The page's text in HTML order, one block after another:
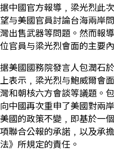
据中國官方報導﹐梁光烈此
望与美國官員討論台海兩岸
灣出售武器等問題。然而報
位官員与梁光烈會面的主要
据美國國務院發言人包潤石
上表示﹐梁光烈与鮑威爾會
灣和朝核六方會談等議題。
向中國再次重申了美國對兩
美國的政策不變﹐即基於一
項聯合公報的承諾﹐以及承
法》所規定的責任。